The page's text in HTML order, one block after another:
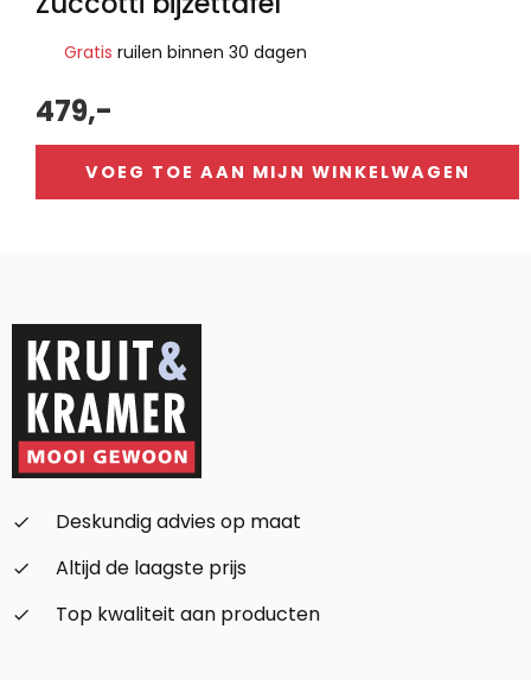
Gratis ruilen binnen 30 dagen
479,-
VOEG TOE AAN MIJN WINKELWAGEN
check_small
Deskundig advies op maat
check_small
Altijd de laagste prijs
check_small
Top kwaliteit aan producten